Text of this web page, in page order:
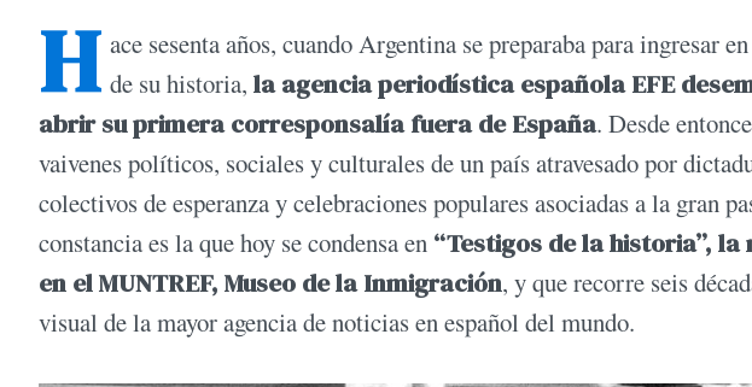
H ace sesenta años, cuando Argentina se preparaba para ingresar
de su historia, la agencia periodística española EFE
abrir su primera corresponsalía fuera de España. Desde
vaivenes políticos, sociales y culturales de un país atravesado por
colectivos de esperanza y celebraciones populares asociadas a la gran
constancia es la que hoy se condensa en “Testigos de la historia”,
en el MUNTREF, Museo de la Inmigración, y que recorre seis
visual de la mayor agencia de noticias en español del mundo.